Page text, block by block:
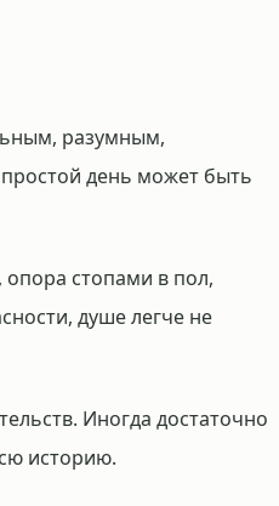
разумным,
день может быть
стопами в пол,
душе легче не
Иногда достаточно
историю.